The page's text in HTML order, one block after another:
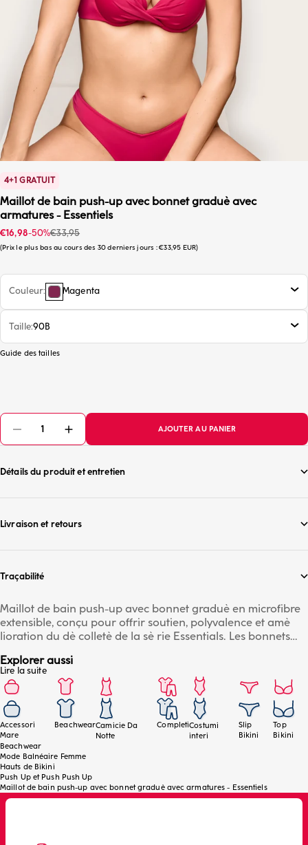
4+1 GRATUIT
Maillot de bain push-up avec bonnet graduè avec
armatures - Essentiels
Prix promotionnel
€16,98-50%Prix habituel
€33,95
Prix le plus bas au cours des 30 derniers jours :€33,95 EUR
Couleur Magenta
Taille 90B
Guide des tailles
AJOUTER AU PANIER
Détails du produit et entretien
Livraison et retours
Traçabilité
Maillot de bain push-up avec bonnet graduè en microfibre
extensible, conçu pour offrir soutien, polyvalence et amè
lioration du dè colletè de la sè rie Essentials. Les bonnets
tandis que l 'armature interne assure stabilitè et soutien. Les
bretelles multifonctions rè glables permettent diffè rentes
configurations (classique, croisè e, nouè e au niveau du
cou), s 'adaptant è tous les styles et besoins de confort. Un
vèªtement essentiel et performant, idè al pour toute
occasion estivale. Dè tails : microfibre douce et rè sistante,
coupes push-up rembourrè es, armature de soutien,
sangles multifonctions ajustables et ajustement stable et
modelè . Le mannequin porte la taille 3B.
Lire la suite
Explorer aussi
Accessori
Mare
BeachwearCamicie Da
Notte
CompletiCostumi
interi
Slip
Bikini
Top
Bikini
Beachwear
Mode Balnéaire Femme
Hauts de Bikini
Push Up et Push Push Up
Maillot de bain push-up avec bonnet graduè avec armatures - Essentiels